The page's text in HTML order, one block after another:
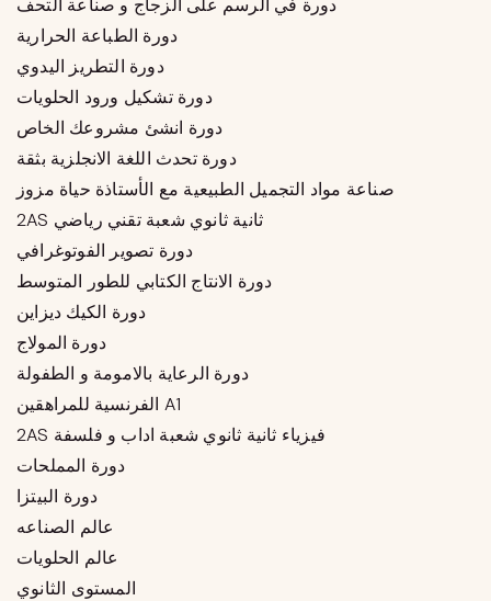
دورة الطباعة الحرارية
دورة التطريز اليدوي
دورة تشكيل ورود الحلويات
دورة انشئ مشروعك الخاص
دورة تحدث اللغة الانجلزية بثقة
صناعة مواد التجميل الطبيعية مع الأستاذة حياة مزوز
2AS ثانية ثانوي شعبة تقني رياضي
دورة تصوير الفوتوغرافي
دورة الانتاج الكتابي للطور المتوسط
دورة الكيك ديزاين
دورة المولاج
دورة الرعاية بالامومة و الطفولة
الفرنسية للمراهقين A1
2AS فيزياء ثانية ثانوي شعبة اداب و فلسفة
دورة المملحات
دورة البيتزا
عالم الصناعه
عالم الحلويات
المستوى الثانوي